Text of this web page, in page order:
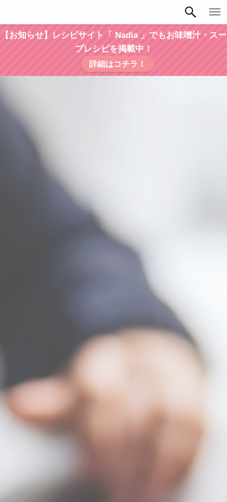
【お知らせ】レシピサイト「 Nadia 」でもお味噌汁・スー
プレシピを掲載中！
詳細はコチラ！